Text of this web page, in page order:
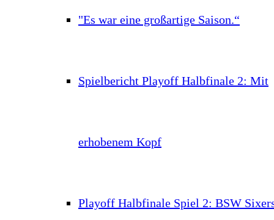
"Es war eine großartige Saison.“
Spielbericht Playoff Halbfinale 2: Mit
erhobenem Kopf
Playoff Halbfinale Spiel 2: BSW